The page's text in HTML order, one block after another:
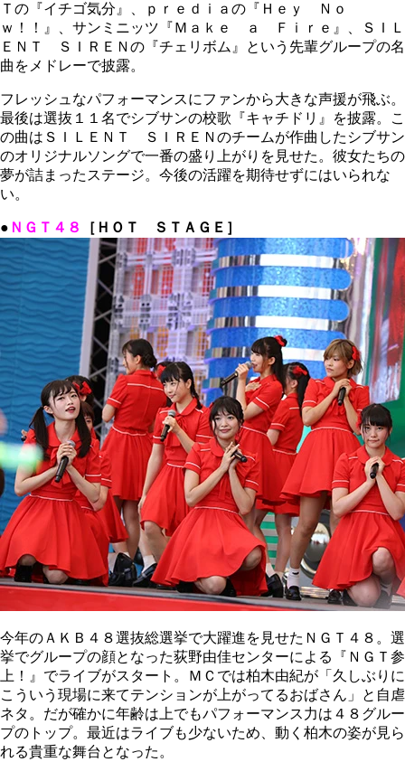
Ｔの『イチゴ気分』、ｐｒｅｄｉａの『Ｈｅｙ Ｎｏ
ｗ！！』、サンミニッツ『Ｍａｋｅ ａ Ｆｉｒｅ』、ＳＩＬ
ＥＮＴ ＳＩＲＥＮの『チェリボム』という先輩グループの名
曲をメドレーで披露。
フレッシュなパフォーマンスにファンから大きな声援が飛ぶ。
最後は選抜１１名でシブサンの校歌『キャチドリ』を披露。こ
の曲はＳＩＬＥＮＴ ＳＩＲＥＮのチームが作曲したシブサン
のオリジナルソングで一番の盛り上がりを見せた。彼女たちの
夢が詰まったステージ。今後の活躍を期待せずにはいられな
い。
● ＮＧＴ４８ ［ＨＯＴ ＳＴＡＧＥ］
今年のＡＫＢ４８選抜総選挙で大躍進を見せたＮＧＴ４８。選
挙でグループの顔となった荻野由佳センターによる『ＮＧＴ参
上！』でライブがスタート。ＭＣでは柏木由紀が「久しぶりに
こういう現場に来てテンションが上がってるおばさん」と自虐
ネタ。だが確かに年齢は上でもパフォーマンス力は４８グルー
プのトップ。最近はライブも少ないため、動く柏木の姿が見ら
れる貴重な舞台となった。